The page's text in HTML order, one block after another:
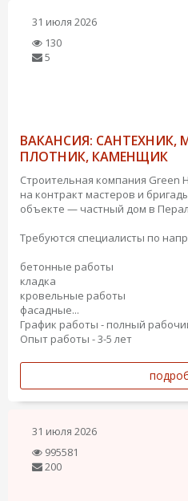
31 июля 2026
130
5
ВАКАНСИЯ: САНТЕХНИК,
ПЛОТНИК, КАМЕНЩИК
Строительная компания Green
на контракт мастеров и
объекте — частный дом в
Требуются специалисты по
бетонные работы
кладка
кровельные работы
фасадные...
График работы - полный
Опыт работы - 3-5 лет
31 июля 2026
995581
200